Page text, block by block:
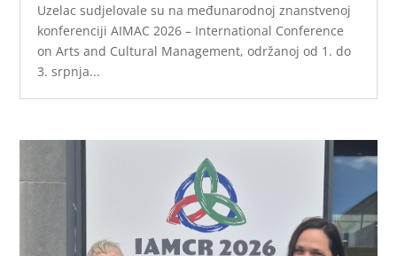
Uzelac sudjelovale su na međunarodnoj znanstvenoj
konferenciji AIMAC 2026 – International Conference
on Arts and Cultural Management, održanoj od 1. do
3. srpnja...